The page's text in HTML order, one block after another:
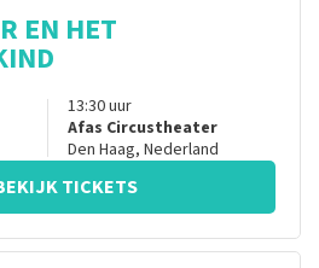
EN HET
13:30uur
Afas Circustheater
Den Haag, Nederland
TICKETS